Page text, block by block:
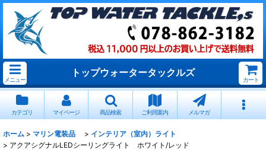
メニュー
トップウォータータックルズ
カート
カテゴリ マイページ 商品検索 ご利用案内 メルマガ
ホーム > マリン電装品 > インテリア（室内）ライト
> アクアシグナルLEDシーリングライト ホワイト/レッド